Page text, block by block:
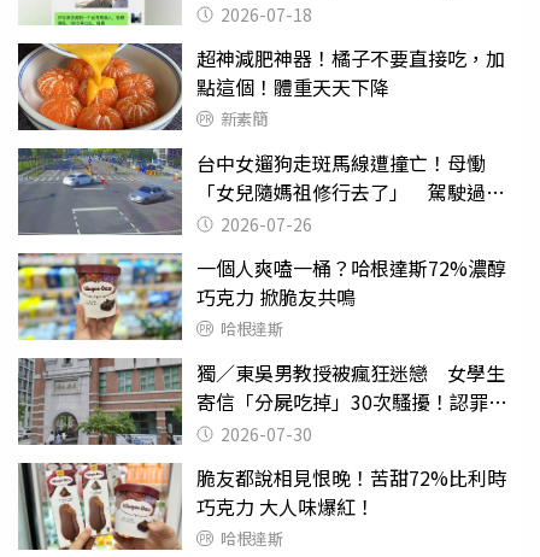
2026-07-18
超神減肥神器！橘子不要直接吃，加
點這個！體重天天下降
新素簡
台中女遛狗走斑馬線遭撞亡！母慟
「女兒隨媽祖修行去了」 駕駛過失
致死判9月
2026-07-26
一個人爽嗑一桶？哈根達斯72%濃醇
巧克力 掀脆友共鳴
哈根達斯
獨／東吳男教授被瘋狂迷戀 女學生
寄信「分屍吃掉」30次騷擾！認罪免
關 2026-07-30
脆友都說相見恨晚！苦甜72%比利時
巧克力 大人味爆紅！
哈根達斯